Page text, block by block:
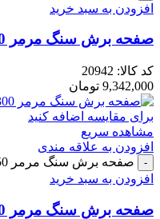
افزودن به سبد خرید
صفحه برش سنگ مرمر 300 میلی متر یائوفنگ
کد کالا: 20942
9,342,000 تومان
برای مقایسه اضافه کنید
مشاهده سریع
افزودن به علاقه مندی
صفحه برش سنگ مرمر 250 میلی متری یائوفنگ عدد
افزودن به سبد خرید
صفحه برش سنگ مرمر 250 میلی متری یائوفنگ